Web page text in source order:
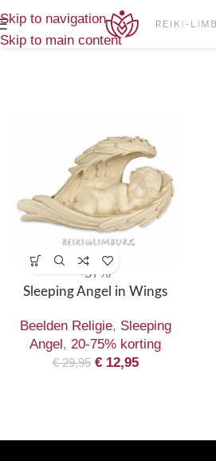
Skip to navigation
Skip to main content
Producten getagged “angel”
-57%
Sleeping Angel in Wings
Beelden Religie, Sleeping
Angel , 20-75% korting
€29,95 €12,95